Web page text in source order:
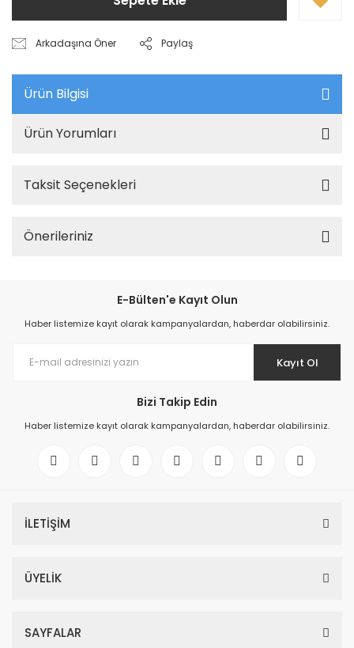
Arkadaşına Öner Paylaş
Ürün Bilgisi
Ürün Yorumları
Taksit Seçenekleri
Önerileriniz
E-Bülten'e Kayıt Olun
Haber listemize kayıt olarak kampanyalardan, haberdar olabilirsiniz.
Kayıt Ol
Bizi Takip Edin
Haber listemize kayıt olarak kampanyalardan, haberdar olabilirsiniz.
İLETİŞİM
ÜYELİK
SAYFALAR